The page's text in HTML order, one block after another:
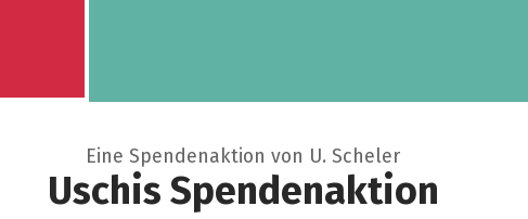
Eine Spendenaktion von U. Scheler
Uschis Spendenaktion